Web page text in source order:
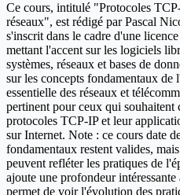
Ce cours, intitulé "Protocoles
réseaux", est rédigé par Pascal
s'inscrit dans le cadre d'une
mettant l'accent sur les logiciels
systèmes, réseaux et bases de
sur les concepts fondamentaux de
essentielle des réseaux et
pertinent pour ceux qui souhaitent
protocoles TCP-IP et leur
sur Internet. Note : ce cours date
fondamentaux restent valides,
peuvent refléter les pratiques de
ajoute une profondeur
permet de voir l'évolution des